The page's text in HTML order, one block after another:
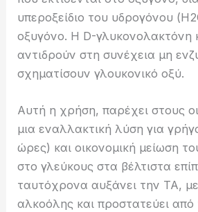
υπεροξείδιο του υδρογόνου
οξυγόνο. Η D-γλυκονολακτόνη
αντιδρούν στη συνέχεια μη
σχηματίσουν γλουκονικό οξύ.
Αυτή η χρήση, παρέχει στους
μια εναλλακτική λύση για
ώρες) και οικονομική μείωση
στο γλεύκους στα βέλτιστα
ταυτόχρονα αυξάνει την ΤΑ,
αλκοόλης και προστατεύει από